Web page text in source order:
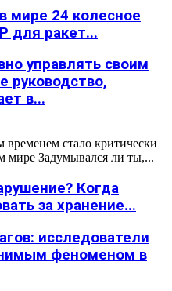
мире 24 колесное
для ракет...
управлять своим
руководство,
в...
стало критически
Задумывался ли ты,...
Когда
за хранение...
исследователи
феноменом в